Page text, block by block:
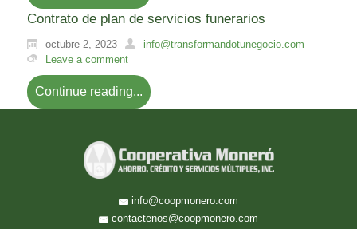
Contrato de plan de servicios funerarios
octubre 2, 2023
info@transformandotunegocio.com
Leave a comment
Continue reading...
info@coopmonero.com
contactenos@coopmonero.com